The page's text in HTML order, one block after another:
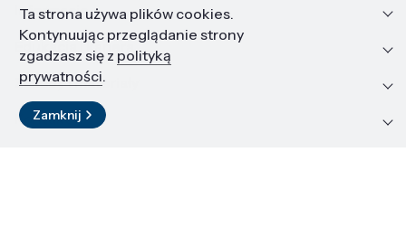
Informacje
Edukacja i kariera
Zasoby i materiały
Kontakt
Ta strona używa plików cookies.
Kontynuując przeglądanie strony
zgadzasz się z polityką
prywatności.
Zamknij